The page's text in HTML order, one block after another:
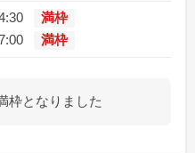
満枠
満枠
枠となりました